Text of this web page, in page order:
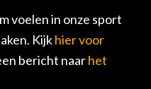
voelen in onze sport
Kijkhier voor
bericht naarhet